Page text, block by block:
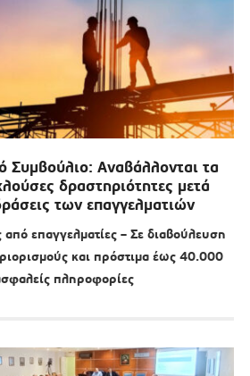
Συμβούλιο: Αναβάλλονται τα
δραστηριότητες μετά
των επαγγελματιών
από επαγγελματίες – Σε διαβούλευση
και πρόστιμα έως 40.000
πληροφορίες